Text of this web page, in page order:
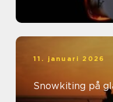
11. januari 2026
Snowkiting på